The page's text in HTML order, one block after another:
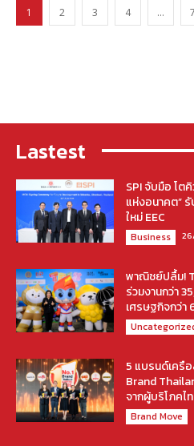
1 2 3 4 …
Lastest
SPI จับมือ โต
แห่งอนาคต”
ใหม่ EEC
Business
พาณิชย์ปลื้ม!
ร่วมงานกว่า
เศรษฐกิจกว่า
5 แบรนด์เครื
Brand
จากผู้บริโภคไ
Brand Move